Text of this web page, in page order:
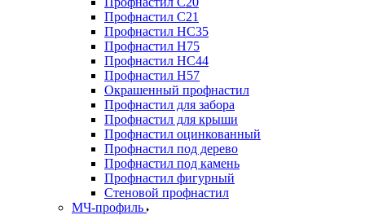
Профнастил С21
Профнастил НС35
Профнастил Н75
Профнастил HC44
Профнастил Н57
Окрашенный профнастил
Профнастил для забора
Профнастил для крыши
Профнастил оцинкованный
Профнастил под дерево
Профнастил под камень
Профнастил фигурный
Стеновой профнастил
МЧ-профиль